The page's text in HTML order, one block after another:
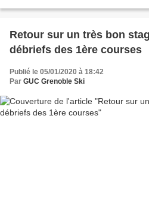
Retour sur un très bon
débriefs des 1ère courses
Publié le 05/01/2020 à 18:42
Par GUC Grenoble Ski